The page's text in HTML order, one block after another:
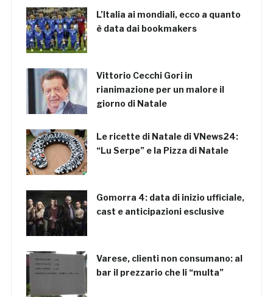
L’Italia ai mondiali, ecco a quanto
è data dai bookmakers
Vittorio Cecchi Gori in
rianimazione per un malore il
giorno di Natale
Le ricette di Natale di VNews24:
“Lu Serpe” e la Pizza di Natale
Gomorra 4: data di inizio ufficiale,
cast e anticipazioni esclusive
Varese, clienti non consumano: al
bar il prezzario che li “multa”